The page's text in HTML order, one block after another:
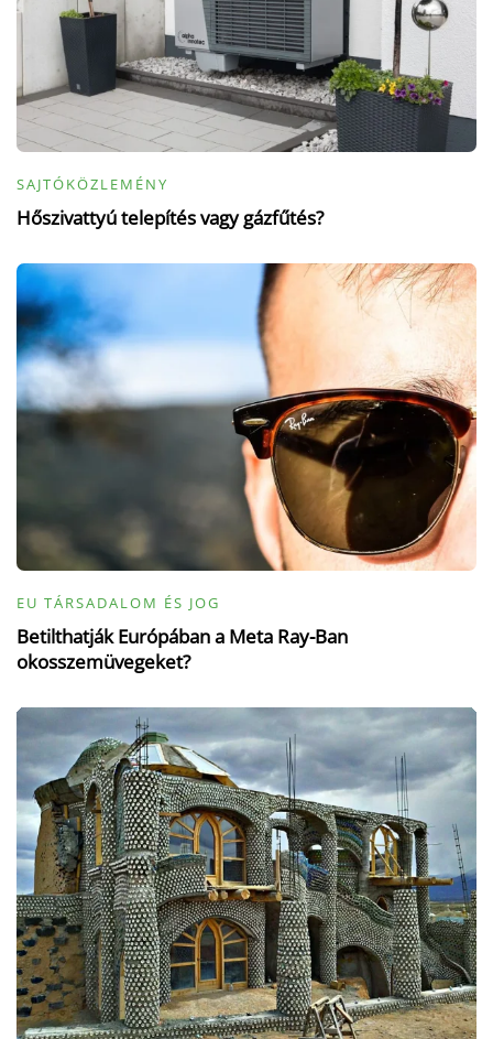
SAJTÓKÖZLEMÉNY
Hőszivattyú telepítés vagy gázfűtés?
EU TÁRSADALOM ÉS JOG
Betilthatják Európában a Meta Ray-Ban
okosszemüvegeket?